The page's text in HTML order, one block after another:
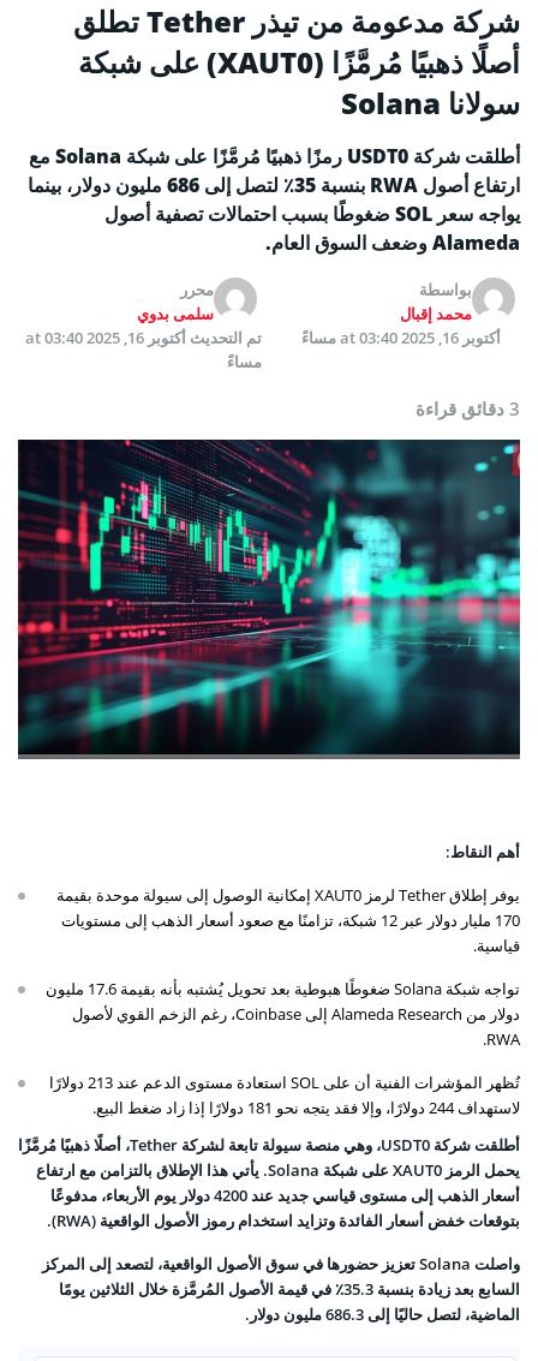
شركة مدعومة من تيذر Tether تطلق
أصلًا ذهبيًا مُرمَّزًا (XAUT0) على شبكة
سولانا Solana
أطلقت شركة USDT0 رمزًا ذهبيًا مُرمَّزًا على شبكة Solana مع
ارتفاع أصول RWA بنسبة 35٪ لتصل إلى 686 مليون دولار، بينما
يواجه سعر SOL ضغوطًا بسبب احتمالات تصفية أصول
Alameda وضعف السوق العام.
بواسطة
محمد إقبال
محرر
سلمى بدوي
أكتوبر 16, 2025 at 03:40 مساءً
تم التحديث
أكتوبر 16, 2025 at 03:40
مساءً
3 دقائق قراءة
أهم النقاط:
يوفر إطلاق Tether لرمز XAUT0 إمكانية الوصول إلى سيولة موحدة بقيمة
170 مليار دولار عبر 12 شبكة، تزامنًا مع صعود أسعار الذهب إلى مستويات
قياسية.
تواجه شبكة Solana ضغوطًا هبوطية بعد تحويل يُشتبه بأنه بقيمة 17.6 مليون
دولار من Alameda Research إلى Coinbase، رغم الزخم القوي لأصول
RWA.
تُظهر المؤشرات الفنية أن على SOL استعادة مستوى الدعم عند 213 دولارًا
لاستهداف 244 دولارًا، وإلا فقد يتجه نحو 181 دولارًا إذا زاد ضغط البيع.
أطلقت شركة USDT0، وهي منصة سيولة تابعة لشركة Tether، أصلًا ذهبيًا مُرمَّزًا
يحمل الرمز XAUT0 على شبكة Solana. يأتي هذا الإطلاق بالتزامن مع ارتفاع
أسعار الذهب إلى مستوى قياسي جديد عند 4200 دولار يوم الأربعاء، مدفوعًا
بتوقعات خفض أسعار الفائدة وتزايد استخدام رموز الأصول الواقعية (RWA).
واصلت Solana تعزيز حضورها في سوق الأصول الواقعية، لتصعد إلى المركز
السابع بعد زيادة بنسبة 35.3٪ في قيمة الأصول المُرمَّزة خلال الثلاثين يومًا
الماضية، لتصل حاليًا إلى 686.3 مليون دولار.